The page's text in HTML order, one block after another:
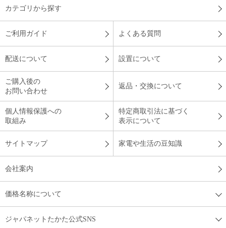
カテゴリから探す
ご利用ガイド よくある質問
配送について 設置について
ご購入後の
お問い合わせ
返品・交換について
個人情報保護への
取組み
特定商取引法に基づく
表示について
サイトマップ 家電や生活の豆知識
会社案内
価格名称について
ジャパネットたかた公式SNS